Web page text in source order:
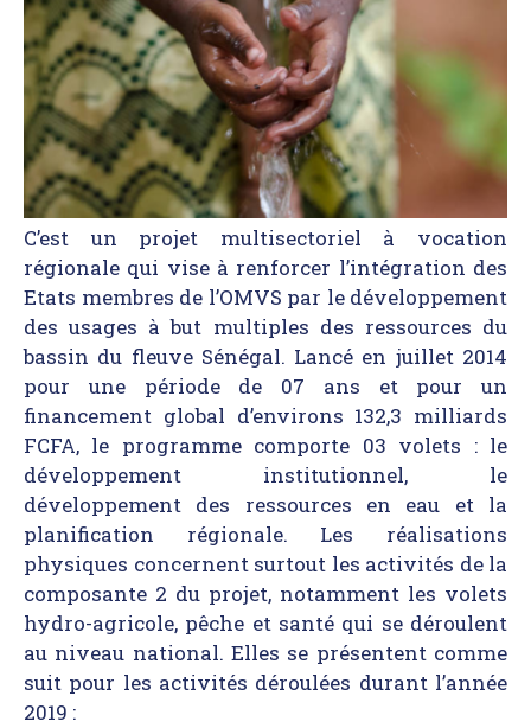
Actualité
Documentation
AMCOW
C’est un projet multisectoriel à vocation
régionale qui vise à renforcer l’intégration des
Etats membres de l’OMVS par le développement
des usages à but multiples des ressources du
bassin du fleuve Sénégal. Lancé en juillet 2014
pour une période de 07 ans et pour un
financement global d’environs 132,3 milliards
FCFA, le programme comporte 03 volets : le
développement institutionnel, le
développement des ressources en eau et la
planification régionale. Les réalisations
physiques concernent surtout les activités de la
composante 2 du projet, notamment les volets
hydro-agricole, pêche et santé qui se déroulent
au niveau national. Elles se présentent comme
suit pour les activités déroulées durant l’année
2019 :